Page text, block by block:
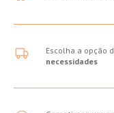
Escolha a opção
necessidades